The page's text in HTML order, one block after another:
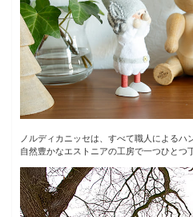
ノルディカニッセは、すべて職人によるハ
自然豊かなエストニアの工房で一つひとつ